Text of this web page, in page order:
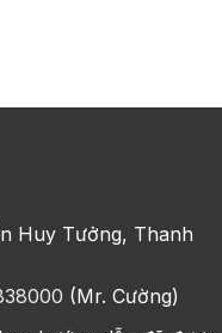
Huy Tưởng, Thanh
(Mr. Cường)